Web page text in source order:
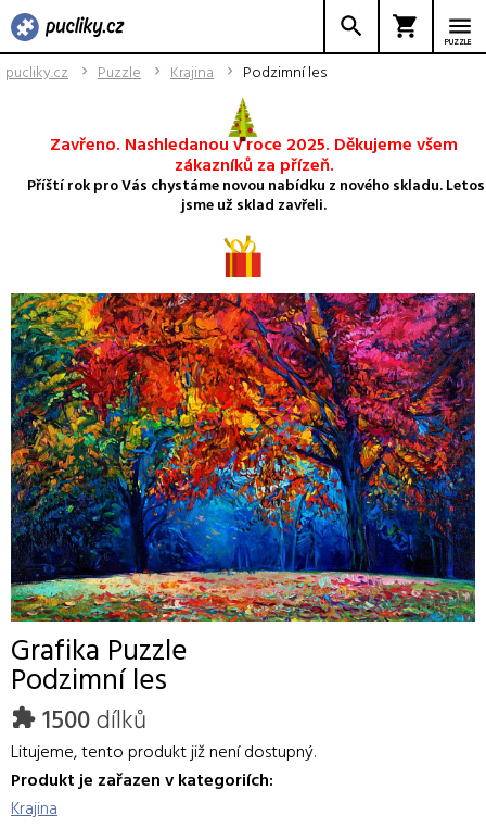
PUZZLE
pucliky.cz Puzzle Krajina Podzimní les
Zavřeno. Nashledanou v roce 2025. Děkujeme všem
zákazníků za přízeň.
Příští rok pro Vás chystáme novou nabídku z nového skladu. Letos
jsme už sklad zavřeli.
Grafika Puzzle
Podzimní les
1500dílků
Litujeme, tento produkt již není dostupný.
Produkt je zařazen v kategoriích:
Krajina